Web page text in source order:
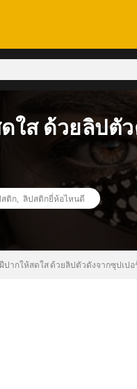
ใส ด้วยลิปตั
สติก ลิปสติกยี่ห้อไหนดี
ปากให้สดใส ด้วยลิปตัวดังจากซุปเปอ